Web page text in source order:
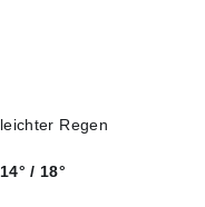
leichter Regen
14° / 18°